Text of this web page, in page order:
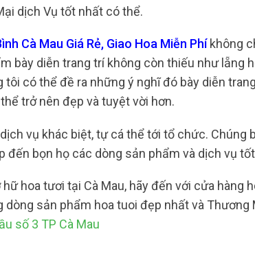
dịch Vụ tốt nhất có thể.
Cà Mau Giá Rẻ, Giao Hoa Miễn Phíkhông
bày diễn trang trí không còn thiếu như lẵng
có thể đề ra những ý nghĩ đó bày diễn
trở nên đẹp và tuyệt vời hơn.
vụ khác biệt, tự cá thể tới tổ chức. Chúng
bọn họ các dòng sản phẩm và dịch vụ
hoa tươi tại Cà Mau, hãy đến với cửa hàng
sản phẩm hoa tuoi đẹp nhất và Thương
số 3 TP Cà Mau